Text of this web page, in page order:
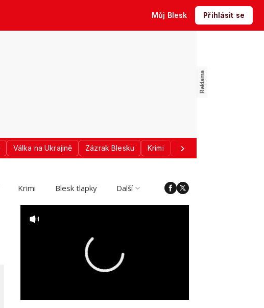
Můj Blesk Přihlásit se
Válka na Ukrajině Zázrak Blesku Krimi Donald Trump
Krimi Blesk tlapky Další